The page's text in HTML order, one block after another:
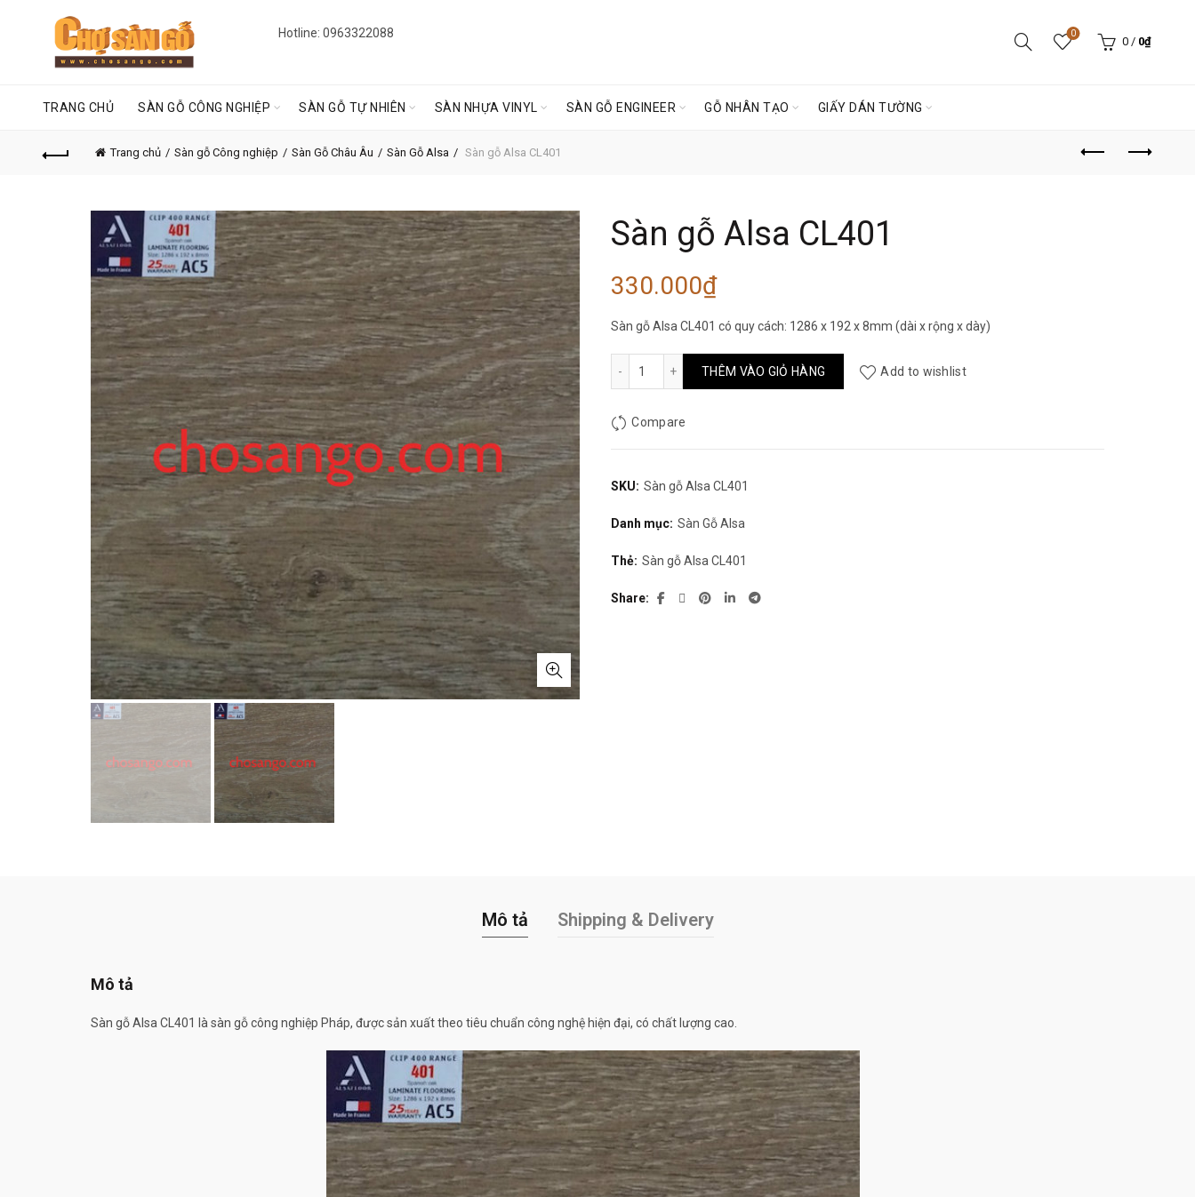
Hotline: 0963322088 0
0 / 0₫
TRANG CHỦ SÀN GỖ CÔNG NGHIỆP SÀN GỖ TỰ NHIÊN SÀN NHỰA VINYL SÀN GỖ ENGINEER GỖ NHÂN TẠO GIẤY DÁN TƯỜNG
Trang chủ Sàn gỗ Công nghiệp Sàn Gỗ Châu Âu Sàn Gỗ Alsa Sàn gỗ Alsa CL401
Sàn gỗ Alsa CL401
330.000₫
Sàn gỗ Alsa CL401 có quy cách: 1286 x 192 x 8mm (dài x rộng x dày)
Sàn gỗ Alsa CL401 số lượng
THÊM VÀO GIỎ HÀNG Add to wishlist
Compare
SKU: Sàn gỗ Alsa CL401
Danh mục: Sàn Gỗ Alsa
Thẻ: Sàn gỗ Alsa CL401
Share
Mô tả Shipping & Delivery
Mô tả
Sàn gỗ Alsa CL401 là sàn gỗ công nghiệp Pháp, được sản xuất theo tiêu chuẩn công nghệ hiện đại, có chất lượng cao.